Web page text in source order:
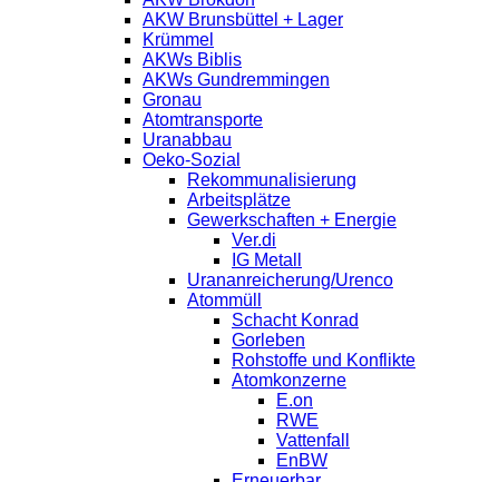
AKW Brunsbüttel + Lager
Krümmel
AKWs Biblis
AKWs Gundremmingen
Gronau
Atomtransporte
Uranabbau
Oeko-Sozial
Rekommunalisierung
Arbeitsplätze
Gewerkschaften + Energie
Ver.di
IG Metall
Urananreicherung/Urenco
Atommüll
Schacht Konrad
Gorleben
Rohstoffe und Konflikte
Atomkonzerne
E.on
RWE
Vattenfall
EnBW